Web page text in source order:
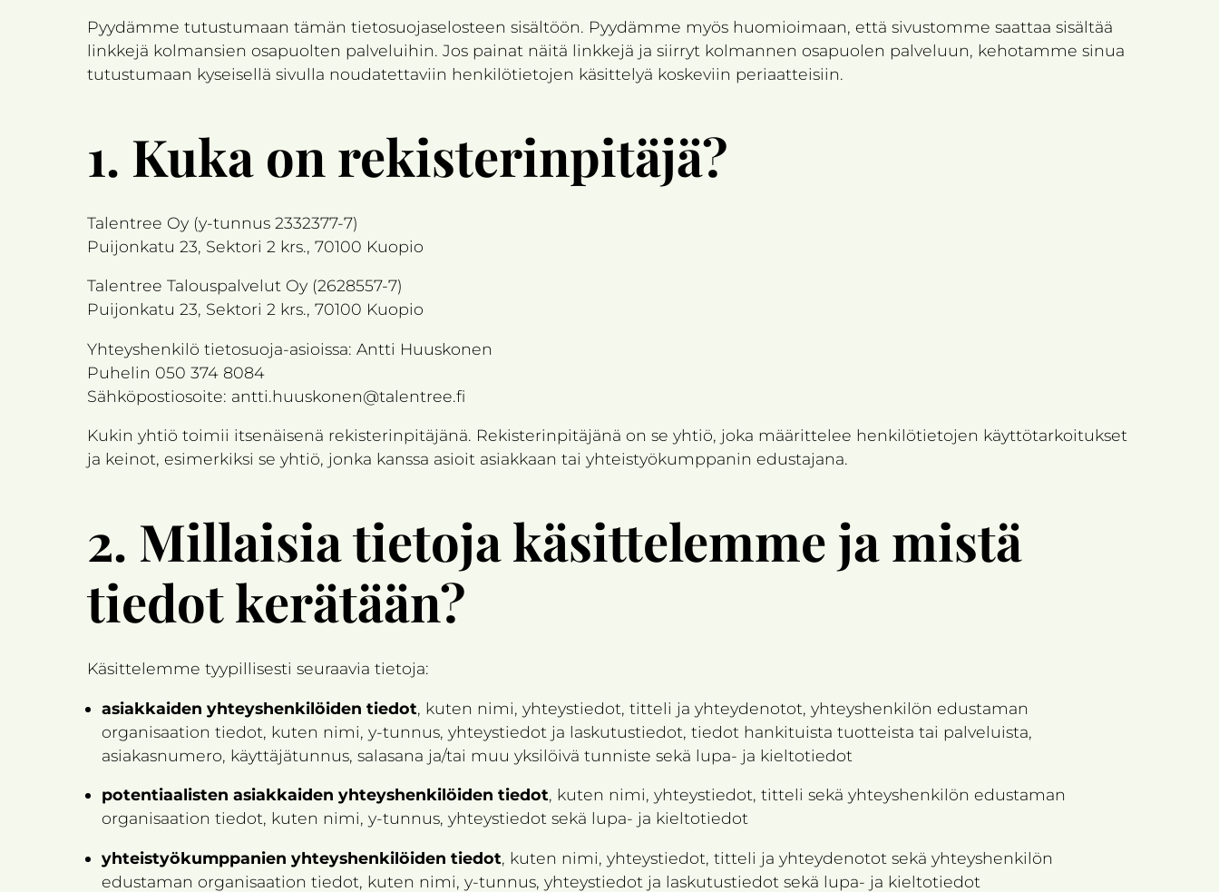
Pyydämme tutustumaan tämän tietosuojaselosteen sisältöön. Pyydämme myös huomioimaan, että sivustomme saattaa sisältää
linkkejä kolmansien osapuolten palveluihin. Jos painat näitä linkkejä ja siirryt kolmannen osapuolen palveluun, kehotamme sinua
tutustumaan kyseisellä sivulla noudatettaviin henkilötietojen käsittelyä koskeviin periaatteisiin.
1. Kuka on rekisterinpitäjä?
Talentree Oy (y-tunnus 2332377-7)
Puijonkatu 23, Sektori 2 krs., 70100 Kuopio
Talentree Talouspalvelut Oy (2628557-7)
Puijonkatu 23, Sektori 2 krs., 70100 Kuopio
Yhteyshenkilö tietosuoja-asioissa: Antti Huuskonen
Puhelin 050 374 8084
Sähköpostiosoite: antti.huuskonen@talentree.fi
Kukin yhtiö toimii itsenäisenä rekisterinpitäjänä. Rekisterinpitäjänä on se yhtiö, joka määrittelee henkilötietojen käyttötarkoitukset
ja keinot, esimerkiksi se yhtiö, jonka kanssa asioit asiakkaan tai yhteistyökumppanin edustajana.
2. Millaisia tietoja käsittelemme ja mistä
tiedot kerätään?
Käsittelemme tyypillisesti seuraavia tietoja:
asiakkaiden yhteyshenkilöiden tiedot, kuten nimi, yhteystiedot, titteli ja yhteydenotot, yhteyshenkilön edustaman
organisaation tiedot, kuten nimi, y-tunnus, yhteystiedot ja laskutustiedot, tiedot hankituista tuotteista tai palveluista,
asiakasnumero, käyttäjätunnus, salasana ja/tai muu yksilöivä tunniste sekä lupa- ja kieltotiedot
potentiaalisten asiakkaiden yhteyshenkilöiden tiedot, kuten nimi, yhteystiedot, titteli sekä yhteyshenkilön edustaman
organisaation tiedot, kuten nimi, y-tunnus, yhteystiedot sekä lupa- ja kieltotiedot
yhteistyökumppanien yhteyshenkilöiden tiedot, kuten nimi, yhteystiedot, titteli ja yhteydenotot sekä yhteyshenkilön
edustaman organisaation tiedot, kuten nimi, y-tunnus, yhteystiedot ja laskutustiedot sekä lupa- ja kieltotiedot